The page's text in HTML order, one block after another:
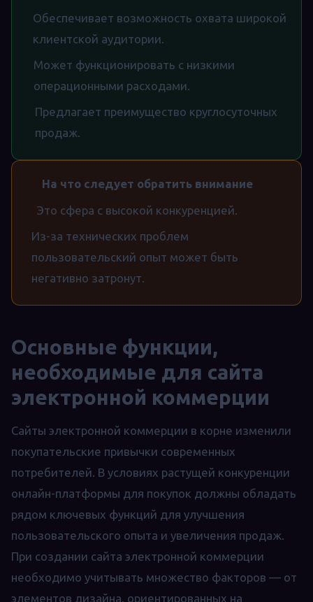
Обеспечивает возможность охвата широкой
клиентской аудитории.
Может функционировать с низкими
операционными расходами.
Предлагает преимущество круглосуточных
продаж.
На что следует обратить внимание
Это сфера с высокой конкуренцией.
Из-за технических проблем
пользовательский опыт может быть
негативно затронут.
Основные функции,
необходимые для сайта
электронной коммерции
Сайты электронной коммерции в корне изменили
покупательские привычки современных
потребителей. В условиях растущей конкуренции
онлайн-платформы для покупок должны обладать
рядом ключевых функций для улучшения
пользовательского опыта и увеличения продаж.
При создании сайта электронной коммерции
необходимо учитывать множество факторов — от
элементов дизайна, ориентированных на